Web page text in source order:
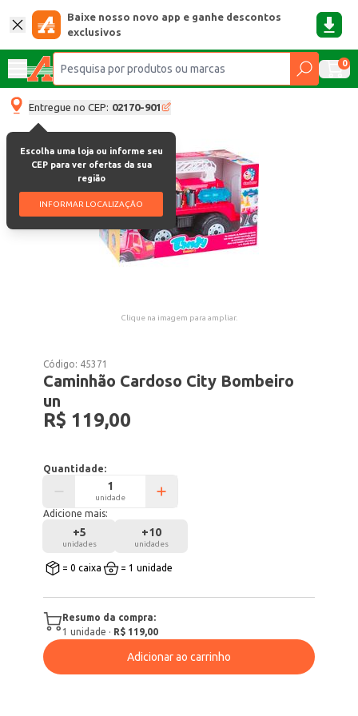
Baixe nosso novo app e ganhe descontos
exclusivos
0
Entregue no CEP: 02170-901
Escolha uma loja ou informe seu
CEP para ver ofertas da sua
região
INFORMAR LOCALIZAÇÃO
Clique na imagem para ampliar.
Código: 45371
Caminhão Cardoso City Bombeiro
un
R$ 119,00
Quantidade:
unidade
Adicione mais:
+5
unidades
+10
unidades
= 0 caixa = 1 unidade
Resumo da compra:
1 unidade · R$ 119,00
Adicionar ao carrinho